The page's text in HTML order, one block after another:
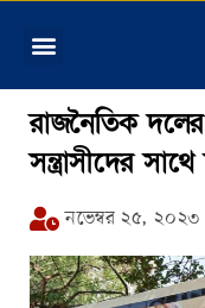
রাজনৈতিক
সন্ত্রাসীদের
নভেম্বর ২৫, ২০২৩